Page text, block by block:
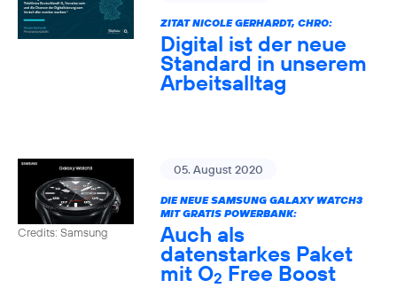
ZITAT NICOLE GERHARDT, CHRO:
Digital ist der neue
Standard in unserem
Arbeitsalltag
Credits: Samsung
05. August 2020
DIE NEUE SAMSUNG GALAXY WATCH3
MIT GRATIS POWERBANK:
Auch als
datenstarkes Paket
mit O2 Free Boost